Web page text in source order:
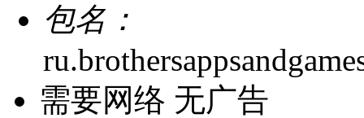
包名：
需要网络 无广告